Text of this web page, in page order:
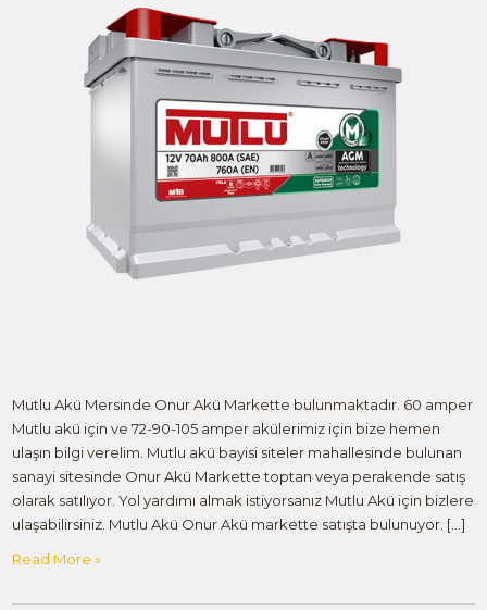
Mutlu Akü Mersinde Onur Akü Markette bulunmaktadır. 60 amper
Mutlu akü için ve 72-90-105 amper akülerimiz için bize hemen
ulaşın bilgi verelim. Mutlu akü bayisi siteler mahallesinde bulunan
sanayi sitesinde Onur Akü Markette toptan veya perakende satış
olarak satılıyor. Yol yardımı almak istiyorsanız Mutlu Akü için bizlere
ulaşabilirsiniz. Mutlu Akü Onur Akü markette satışta bulunuyor. […]
Read More »